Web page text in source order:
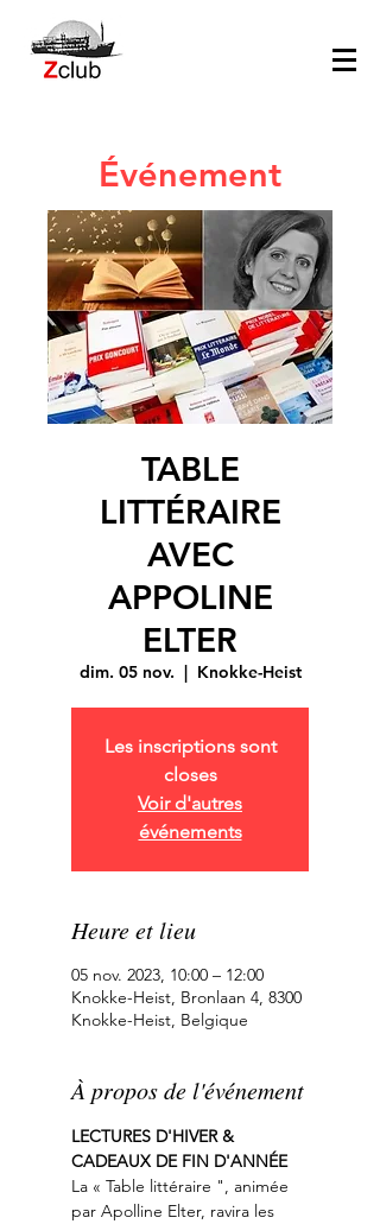
Événement
TABLE
LITTÉRAIRE
AVEC
APPOLINE
ELTER
dim. 05 nov.
  |
Knokke-Heist
Les inscriptions sont
closes
Voir d'autres
événements
Heure et lieu
05 nov. 2023, 10:00 – 12:00
Knokke-Heist, Bronlaan 4, 8300
Knokke-Heist, Belgique
À propos de l'événement
LECTURES D'HIVER &
CADEAUX DE FIN D'ANNÉE
La « Table littéraire ", animée
par Apolline Elter, ravira les